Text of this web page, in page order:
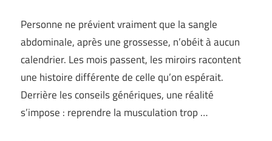
Personne ne prévient vraiment que la sangle
abdominale, après une grossesse, n’obéit à aucun
calendrier. Les mois passent, les miroirs racontent
une histoire différente de celle qu’on espérait.
Derrière les conseils génériques, une réalité
s’impose : reprendre la musculation trop …